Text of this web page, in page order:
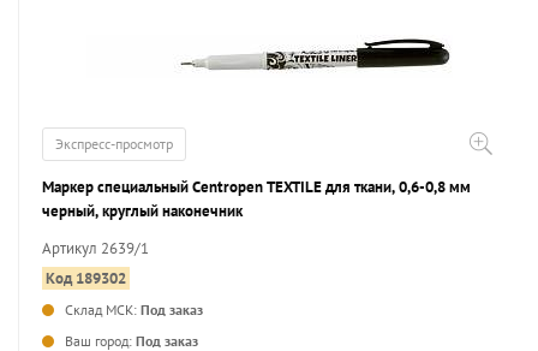
Экспресс-просмотр
Маркер специальный Centropen TEXTILE для ткани, 0,6-0,8 мм
черный, круглый наконечник
Артикул 2639/1
Код 189302
Склад МСК: Под заказ
Ваш город: Под заказ